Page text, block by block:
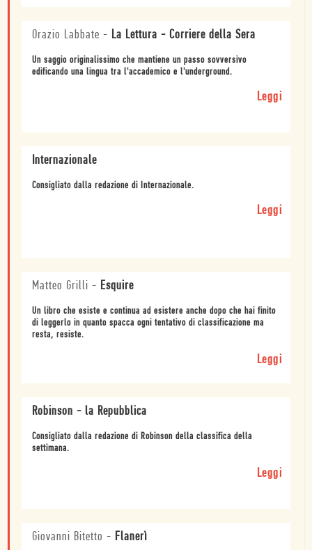
Orazio Labbate - La Lettura - Corriere della Sera
Un saggio originalissimo che mantiene un passo sovversivo
edificando una lingua tra l'accademico e l'underground.
Leggi
Internazionale
Consigliato dalla redazione di Internazionale.
Leggi
Matteo Grilli - Esquire
Un libro che esiste e continua ad esistere anche dopo che hai finito
di leggerlo in quanto spacca ogni tentativo di classificazione ma
resta, resiste.
Leggi
Robinson - la Repubblica
Consigliato dalla redazione di Robinson della classifica della
settimana.
Leggi
Giovanni Bitetto - Flanerì